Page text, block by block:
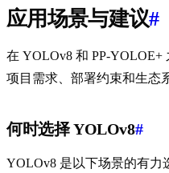
应用场景与建议#
在 YOLOv8 和 PP-
项目需求、部署约束和生态
何时选择 YOLOv8#
YOLOv8 是以下场景的有力